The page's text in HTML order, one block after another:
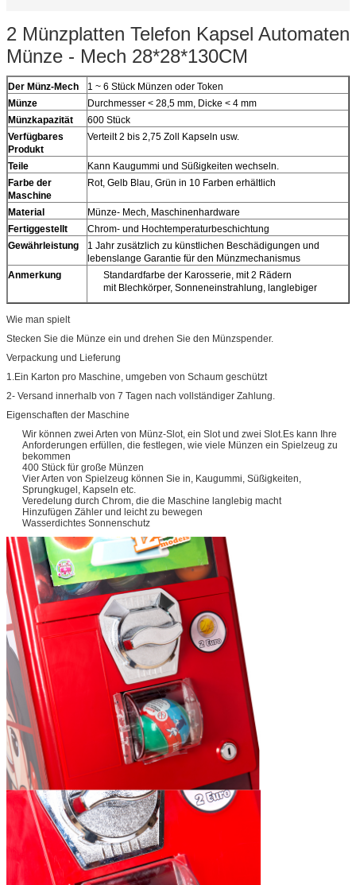
2 Münzplatten Telefon Kapsel Automaten
Münze - Mech 28*28*130CM
Der Münz-Mech
1 ~ 6 Stück Münzen oder Token
Münze
Durchmesser < 28,5 mm, Dicke < 4 mm
Münzkapazität
600 Stück
Verfügbares
Produkt
Verteilt 2 bis 2,75 Zoll Kapseln usw.
Teile
Kann Kaugummi und Süßigkeiten wechseln.
Farbe der
Maschine
Rot, Gelb Blau, Grün in 10 Farben erhältlich
Material
Münze- Mech, Maschinenhardware
Fertiggestellt
Chrom- und Hochtemperaturbeschichtung
Gewährleistung
1 Jahr zusätzlich zu künstlichen Beschädigungen und
lebenslange Garantie für den Münzmechanismus
Anmerkung
Standardfarbe der Karosserie, mit 2 Rädern
mit Blechkörper, Sonneneinstrahlung, langlebiger
Wie man spielt
Stecken Sie die Münze ein und drehen Sie den Münzspender.
Verpackung und Lieferung
1.Ein Karton pro Maschine, umgeben von Schaum geschützt
2- Versand innerhalb von 7 Tagen nach vollständiger Zahlung.
Eigenschaften der Maschine
Wir können zwei Arten von Münz-Slot, ein Slot und zwei Slot.Es kann Ihre
Anforderungen erfüllen, die festlegen, wie viele Münzen ein Spielzeug zu
bekommen
400 Stück für große Münzen
Vier Arten von Spielzeug können Sie in, Kaugummi, Süßigkeiten,
Sprungkugel, Kapseln etc.
Veredelung durch Chrom, die die Maschine langlebig macht
Hinzufügen Zähler und leicht zu bewegen
Wasserdichtes Sonnenschutz